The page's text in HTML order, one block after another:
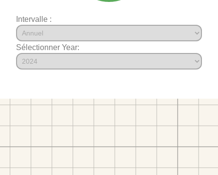
Intervalle :
Sélectionner Year: